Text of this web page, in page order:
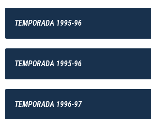
TEMPORADA 1995-96
TEMPORADA 1995-96
TEMPORADA 1996-97